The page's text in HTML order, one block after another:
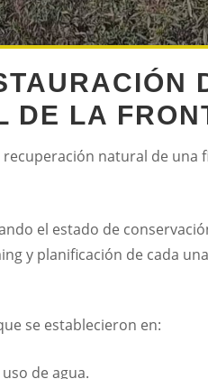
DE LA
natural de una
el estado de
y planificación de cada
se establecieron en:
de agua.